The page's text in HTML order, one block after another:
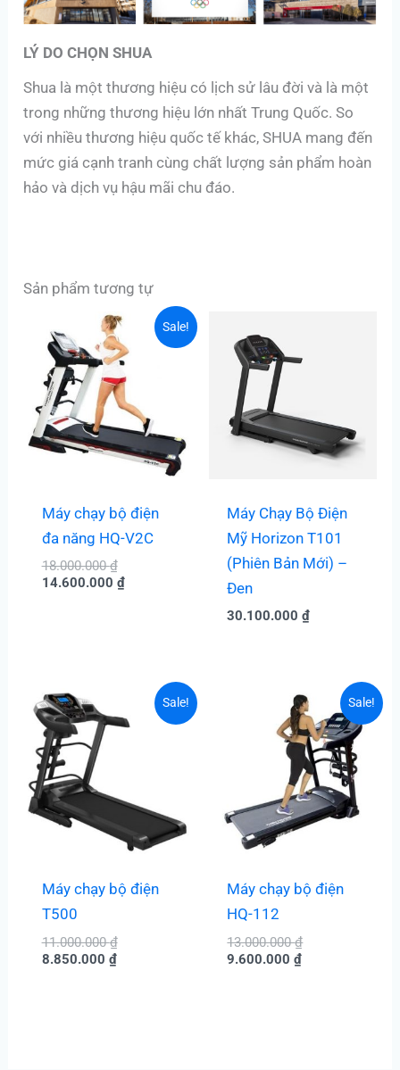
LÝ DO CHỌN SHUA
Shua là một thương hiệu có lịch sử lâu đời và là một
trong những thương hiệu lớn nhất Trung Quốc. So
với nhiều thương hiệu quốc tế khác, SHUA mang đến
mức giá cạnh tranh cùng chất lượng sản phẩm hoàn
hảo và dịch vụ hậu mãi chu đáo.
Sản phẩm tương tự
Sale!
Máy chạy bộ điện
đa năng HQ-V2C
18.000.000₫
Giá
gốc
là:
18.000.000 ₫.
14.600.000 ₫
tại
là:
14.600.000 ₫.
Máy Chạy Bộ Điện
Mỹ Horizon T101
(Phiên Bản Mới) –
Đen
30.100.000₫
Sale!
Máy chạy bộ điện
T500
11.000.000₫
là:
8.850.000 ₫
tại
Sale!
Máy chạy bộ điện
HQ-112
13.000.000₫
Giá
gốc
là:
13.000.000 ₫.
9.600.000₫
Giá
hiện
tại
là:
9.600.000 ₫.